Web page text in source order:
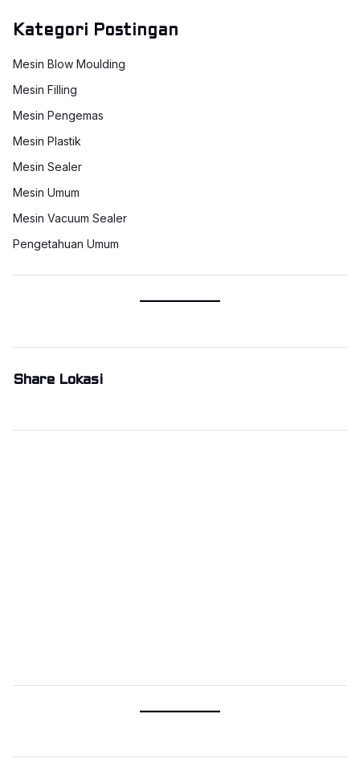
Kategori Postingan
Mesin Blow Moulding
Mesin Filling
Mesin Pengemas
Mesin Plastik
Mesin Sealer
Mesin Umum
Mesin Vacuum Sealer
Pengetahuan Umum
Share Lokasi